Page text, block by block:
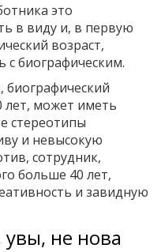
это
в виду и, в первую
возраст,
биографическим.
лет, может иметь
стереотипы
и невысокую
сотрудник,
больше 40 лет,
и завидную
увы, не нова